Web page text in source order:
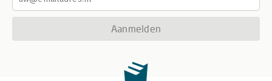
Aanmelden